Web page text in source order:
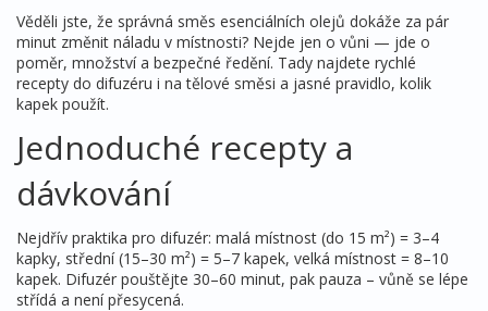
Věděli jste, že správná směs esenciálních olejů dokáže za pár
minut změnit náladu v místnosti? Nejde jen o vůni — jde o
poměr, množství a bezpečné ředění. Tady najdete rychlé
recepty do difuzéru i na tělové směsi a jasné pravidlo, kolik
kapek použít.
Jednoduché recepty a
dávkování
Nejdřív praktika pro difuzér: malá místnost (do 15 m²) = 3–4
kapky, střední (15–30 m²) = 5–7 kapek, velká místnost = 8–10
kapek. Difuzér pouštějte 30–60 minut, pak pauza – vůně se lépe
střídá a není přesycená.